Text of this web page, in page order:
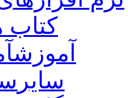
کتاب
آموزش
سایر